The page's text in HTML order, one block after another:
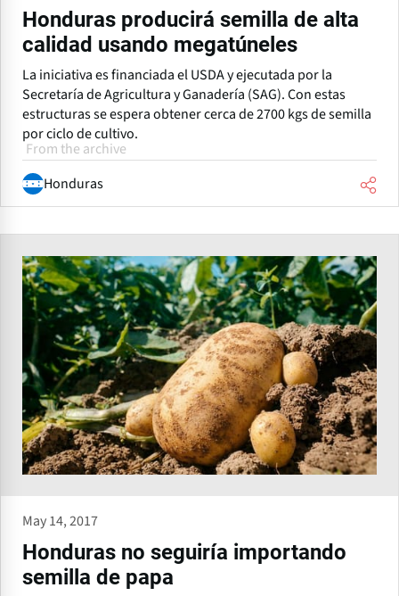
Honduras producirá semilla de alta
calidad usando megatúneles
La iniciativa es financiada el USDA y ejecutada por la
Secretaría de Agricultura y Ganadería (SAG). Con estas
estructuras se espera obtener cerca de 2700 kgs de semilla
por ciclo de cultivo.
From the archive
Honduras
May 14, 2017
Honduras no seguiría importando
semilla de papa